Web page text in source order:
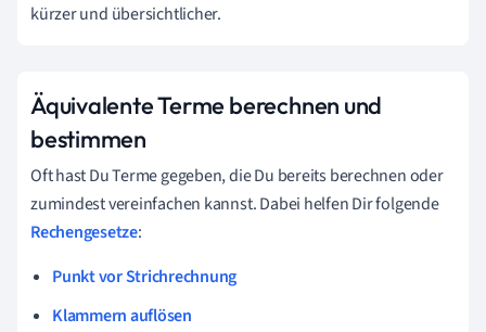
kürzer und übersichtlicher.
Äquivalente Terme berechnen und
bestimmen
Oft hast Du Terme gegeben, die Du bereits berechnen oder
zumindest vereinfachen kannst. Dabei helfen Dir folgende
Rechengesetze:
Punkt vor Strichrechnung
Klammern auflösen